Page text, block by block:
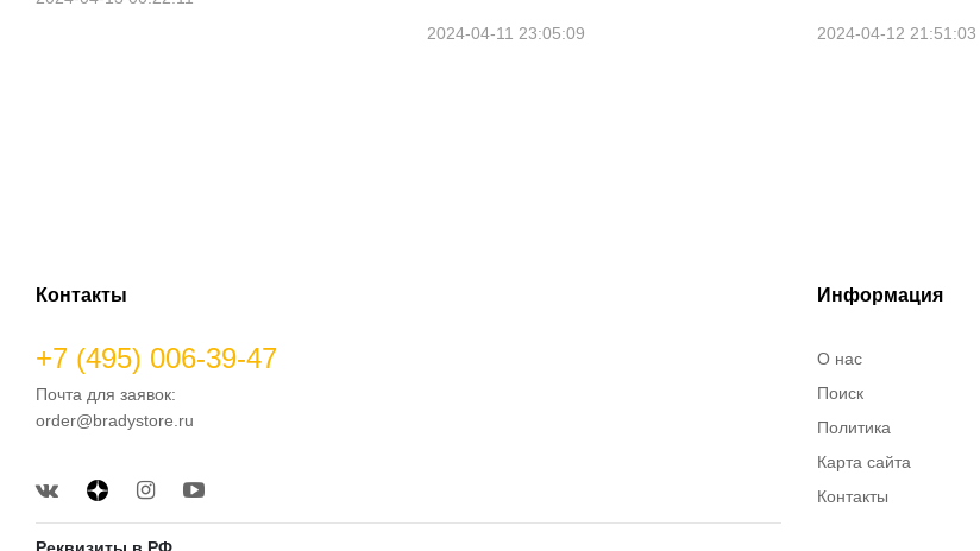
2024-04-11 23:05:09 2024-04-12 21:51:03
Контакты
+7 (495) 006-39-47
Почта для заявок:
order@bradystore.ru
Реквизиты в РФ
Информация
О нас
Поиск
Политика
Карта сайта
Контакты